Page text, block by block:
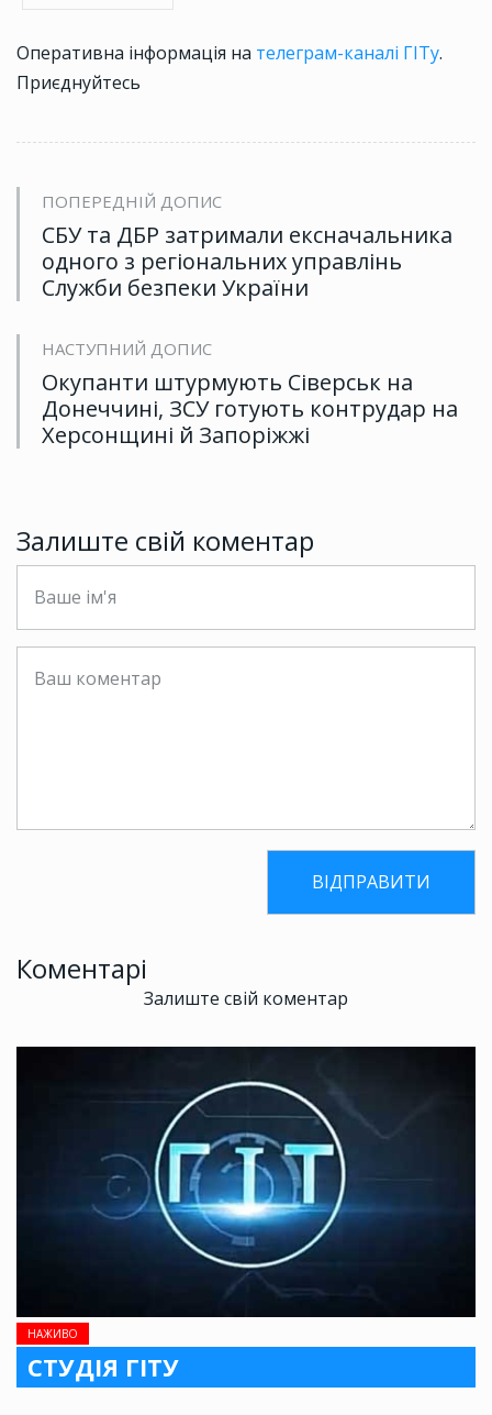
НАЖИВО
СТУДІЯ ГІТУ
Оперативна інформація на телеграм-каналі ГІТу.
Приєднуйтесь
ПОПЕРЕДНІЙ ДОПИС
СБУ та ДБР затримали ексначальника
одного з регіональних управлінь
Служби безпеки України
НАСТУПНИЙ ДОПИС
Окупанти штурмують Сіверськ на
Донеччині, ЗСУ готують контрудар на
Херсонщині й Запоріжжі
Залиште свій коментар
Коментарі
Залиште свій коментар